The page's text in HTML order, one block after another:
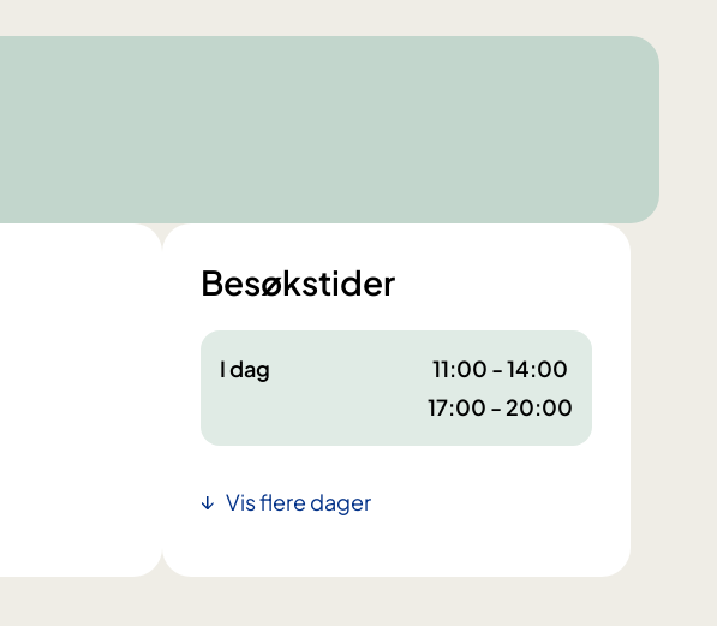
Besøkstider
I dag
11:00 - 14:00
17:00 - 20:00
Vis flere dager